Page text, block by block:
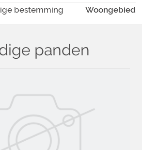
bestemming Woongebied
panden